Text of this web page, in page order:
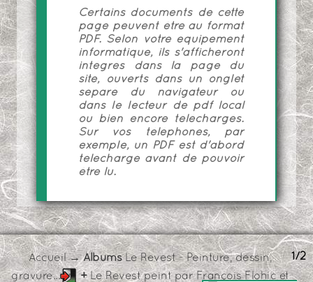
Certains documents de cette
page peuvent être au format
PDF. Selon votre équipement
informatique, ils s'afficheront
intégrés dans la page du
site, ouverts dans un onglet
séparé du navigateur ou
dans le lecteur de pdf local
ou bien encore téléchargés.
Sur vos téléphones, par
exemple, un PDF est d'abord
téléchargé avant de pouvoir
être lu.
1/2
Accueil→ AlbumsLe Revest - Peinture, dessin,
gravure...
+Le Revest peint par François Flohic et